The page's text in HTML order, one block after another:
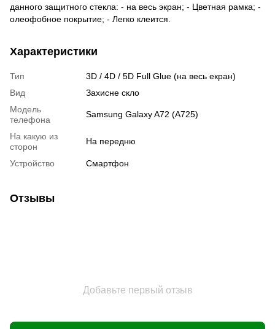
данного защитного стекла: - на весь экран; - Цветная рамка; -
олеофобное покрытие; - Легко клеится.
Характеристики
Тип
3D / 4D / 5D Full Glue (на весь екран)
Вид
Захисне скло
Модель
телефона
Samsung Galaxy A72 (A725)
На какую из
сторон
На передню
Устройство Смартфон
Отзывы
Добавьте первый отзыв